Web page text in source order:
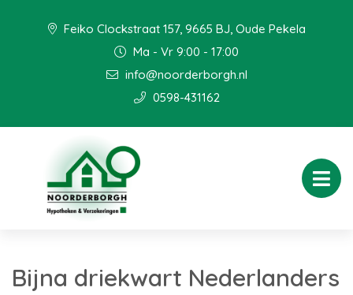
Feiko Clockstraat 157, 9665 BJ, Oude Pekela
Ma - Vr 9:00 - 17:00
info@noorderborgh.nl
0598-431162
Bijna driekwart Nederlanders